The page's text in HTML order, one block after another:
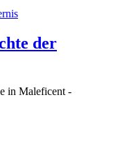
der
in Maleficent -